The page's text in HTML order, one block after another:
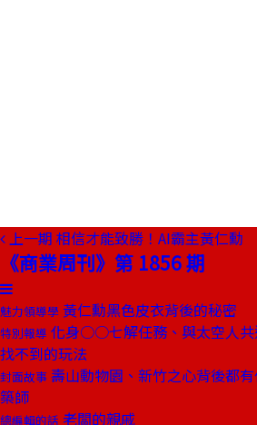
上一期 相信才能致勝！AI霸主黃仁勳
《商業周刊》第 1856 期
魅力領導學 黃仁勳黑色皮衣背後的秘密
特別報導 化身○○七解任務、與太空人
找不到的玩法
封面故事 壽山動物園、新竹之心背後都
築師
總編輯的話 老闆的親戚